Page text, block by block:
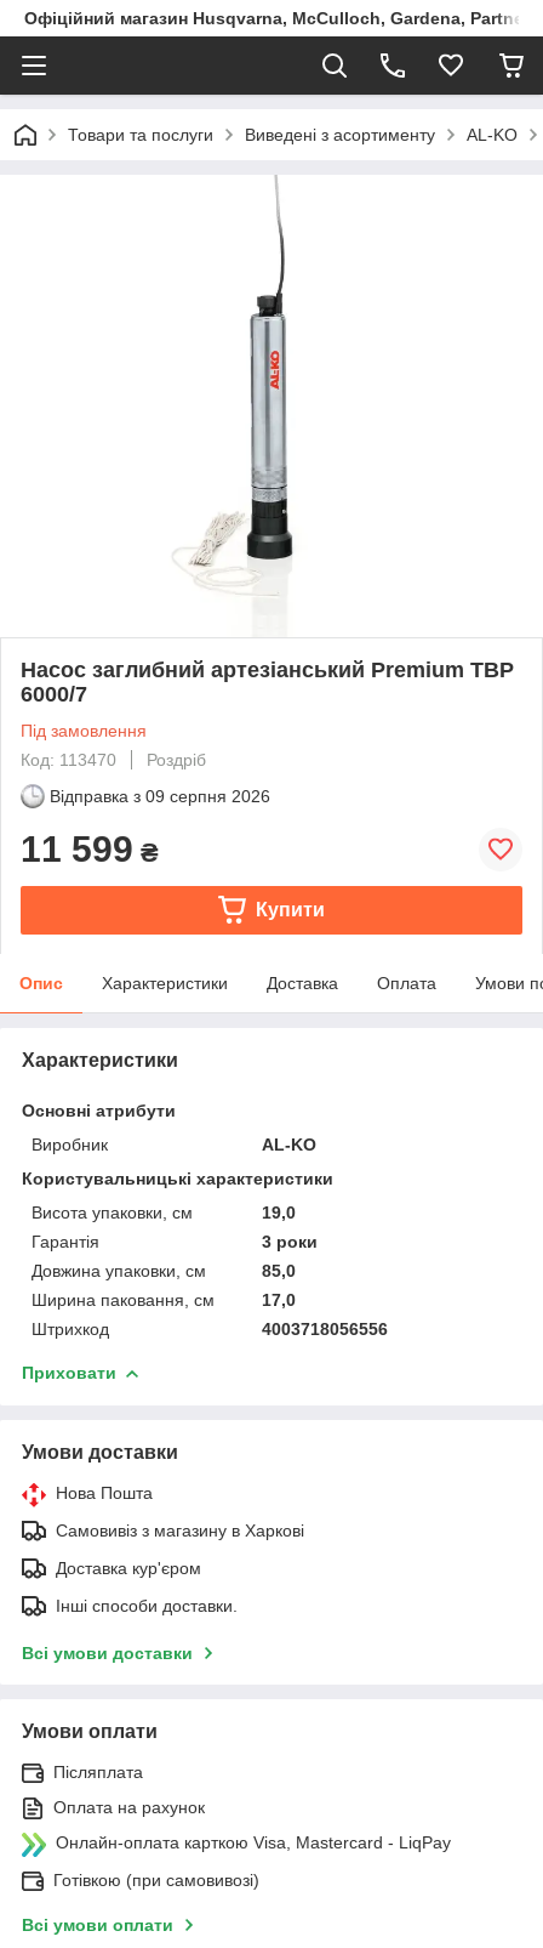
Офіційний магазин Husqvarna, McCulloch, Gardena, Partner
Товари та послуги Виведені з асортименту AL-KO
Насос заглибний артезіанський Premium ТВР
6000/7
Під замовлення
Код: 113470
Роздріб
Відправка з 09 серпня 2026
11 599 ₴
Купити
Опис Характеристики Доставка Оплата Умови
Характеристики
Основні атрибути
Виробник
AL-KO
Користувальницькі характеристики
Висота упаковки, см
19,0
Гарантія
3 роки
Довжина упаковки, см
85,0
Ширина паковання, см
17,0
Штрихкод
4003718056556
Приховати
Умови доставки
Нова Пошта
Самовивіз з магазину в Харкові
Доставка кур'єром
Інші способи доставки.
Всі умови доставки
Умови оплати
Післяплата
Оплата на рахунок
Онлайн-оплата карткою Visa, Mastercard - LiqPay
Готівкою (при самовивозі)
Всі умови оплати